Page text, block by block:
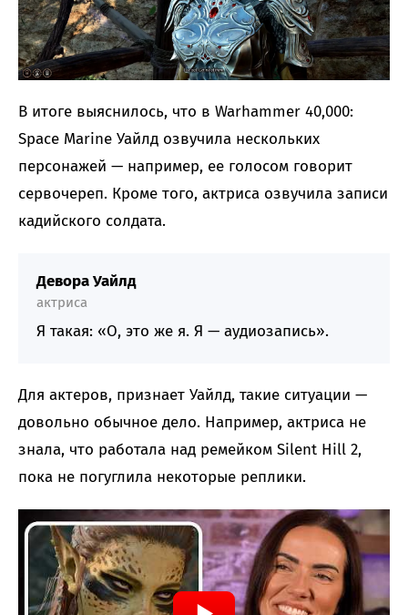
В итоге выяснилось, что в Warhammer 40,000:
Space Marine Уайлд озвучила нескольких
персонажей — например, ее голосом говорит
сервочереп. Кроме того, актриса озвучила записи
кадийского солдата.
Девора Уайлд
актриса
Я такая: «О, это же я. Я — аудиозапись».
Для актеров, признает Уайлд, такие ситуации —
довольно обычное дело. Например, актриса не
знала, что работала над ремейком Silent Hill 2,
пока не погуглила некоторые реплики.